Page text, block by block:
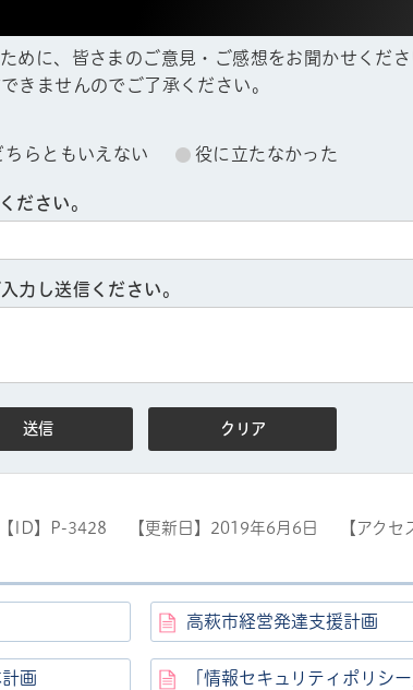
めに、皆さまのご意見・ご感想をお聞かせくださ
きませんのでご了承ください。
ちらともいえない 役に立たなかった
ださい。
力し送信ください。
【ID】 P-3428 【更新日】 2019年6月6日 【アクセ
高萩市経営発達支援計画
画 「情報セキュリティポリシ